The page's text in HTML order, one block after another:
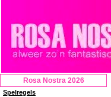
Rosa Nostra 2026
Spelregels